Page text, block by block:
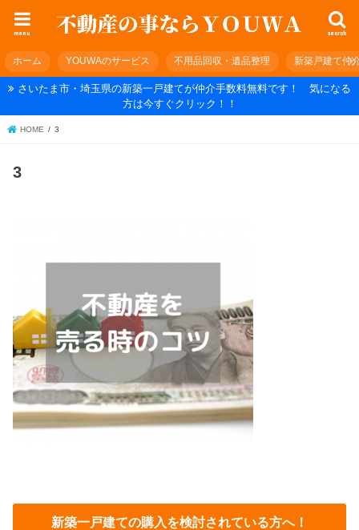
search
menu
ホーム YOUWAのサービス 不用品回収・遺品整理 新築戸建て仲
さいたま市・埼玉県の新築一戸建てが仲介手数料無料です！ 気になる
方は今すぐクリック！！
HOME 3
3
新築一戸建ての購入を検討されている方へ！